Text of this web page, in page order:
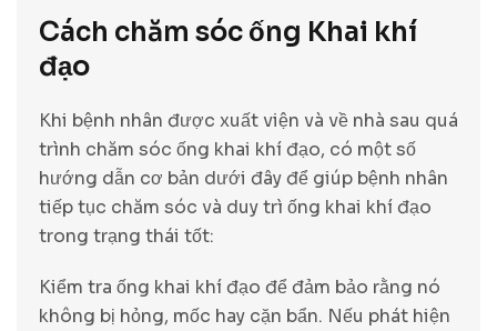
Cách chăm sóc ống Khai khí
đạo
Khi bệnh nhân được xuất viện và về nhà sau quá
trình chăm sóc ống khai khí đạo, có một số
hướng dẫn cơ bản dưới đây để giúp bệnh nhân
tiếp tục chăm sóc và duy trì ống khai khí đạo
trong trạng thái tốt:
Kiểm tra ống khai khí đạo để đảm bảo rằng nó
không bị hỏng, mốc hay cặn bẩn. Nếu phát hiện